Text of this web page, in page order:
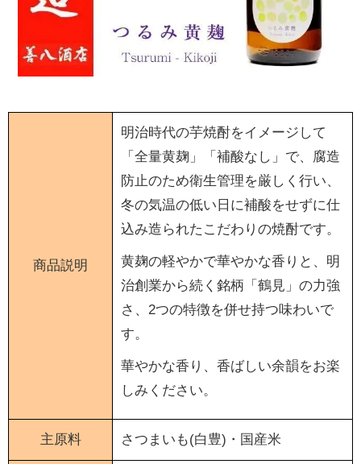
商品説明
明治時代の芋焼酎をイメージして
「全量黄麹」「補酸なし」で、腐造
防止のため衛生管理を厳しく行い、
冬の気温の低い日に補酸をせずに仕
込み造られたこだわりの焼酎です。
黄麹の軽やかで華やかな香りと、明
治創業から続く銘柄「鶴見」の力強
さ、2つの特徴を併せ持つ味わいで
す。
華やかな香り、香ばしい余韻をお楽
しみください。
主原料 さつまいも(白豊)・国産米